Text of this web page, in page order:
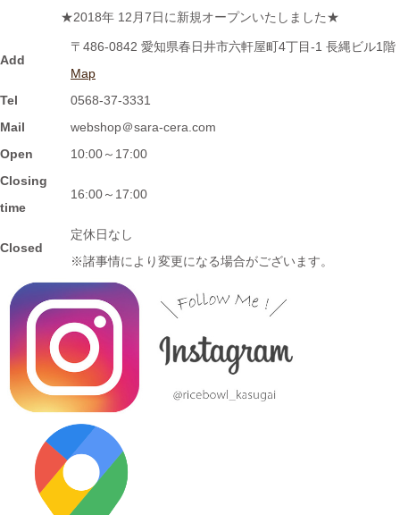
ツを入れたり、薬味皿としてもGOOD★
2024/2/2
≪おすすめ≫ 信楽焼のモザイクプレート数量限定販売！
2024/1/15
か？
2024/1/12
≪おすすめ≫ お正月の暴飲暴食。。。ワンプレートで彩りよく
バランスの良い食事を♪
2024/1/3
≪おすすめ≫ 七草粥の準備は出来ましたか？お粥に麺類と色々
使える小どんぶりはいかかでしょうか？
2023/12/22
★2018年 12月7日に新規オープンいたしました★
Add
〒486-0842 愛知県春日井市六軒屋町4丁目-1 長縄ビル1階
Map
Tel
0568-37-3331
Mail
webshop＠sara-cera.com
Open
10:00～17:00
Closing
time
16:00～17:00
Closed
定休日なし
※諸事情により変更になる場合がございます。